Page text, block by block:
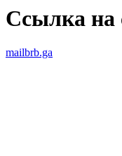
Ссылка на
mailbrb.ga